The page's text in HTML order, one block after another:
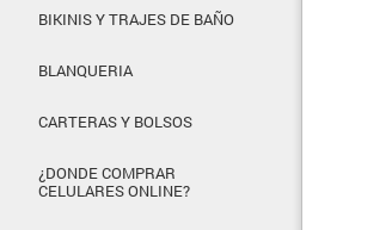
BIKINIS Y TRAJES DE BAÑO
BLANQUERIA
CARTERAS Y BOLSOS
¿DONDE COMPRAR
CELULARES ONLINE?